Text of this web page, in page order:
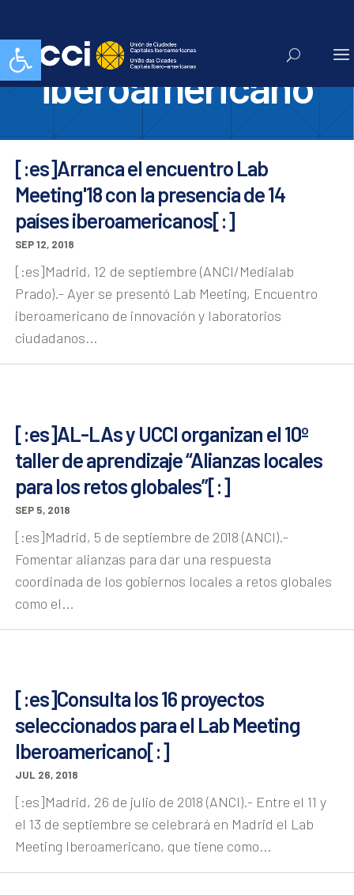
Abrir barra de herramientas
lab meeting
iberoamericano
[:es]Arranca el encuentro Lab
Meeting'18 con la presencia de 14
países iberoamericanos[:]
SEP 12, 2018
[:es]Madrid, 12 de septiembre (ANCI/Medialab
Prado).- Ayer se presentó Lab Meeting, Encuentro
iberoamericano de innovación y laboratorios
ciudadanos...
[:es]AL-LAs y UCCI organizan el 10º
taller de aprendizaje “Alianzas locales
para los retos globales”[:]
SEP 5, 2018
[:es]Madrid, 5 de septiembre de 2018 (ANCI).-
Fomentar alianzas para dar una respuesta
coordinada de los gobiernos locales a retos globales
como el...
[:es]Consulta los 16 proyectos
seleccionados para el Lab Meeting
Iberoamericano[:]
JUL 26, 2018
[:es]Madrid, 26 de julio de 2018 (ANCI).- Entre el 11 y
el 13 de septiembre se celebrará en Madrid el Lab
Meeting Iberoamericano, que tiene como...